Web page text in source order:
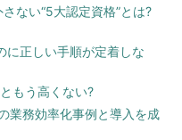
ない“5大認定資格”とは?
に正しい手順が定着しな
もう高くない?
業務効率化事例と導入を成